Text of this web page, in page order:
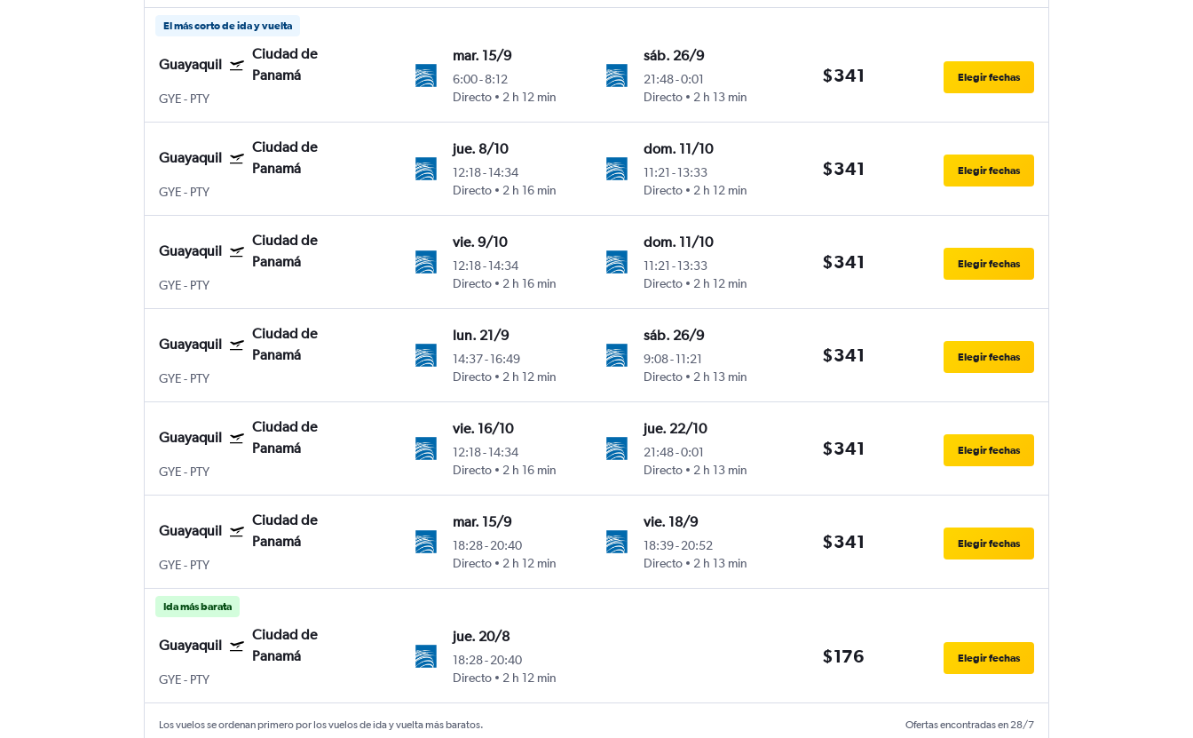
El más corto de ida y vuelta
Guayaquil
Ciudad de
Panamá
GYE- PTY
mar. 15/9
6:00-8:12
Directo
2 h 12 min
sáb. 26/9
21:48-0:01
Directo
2 h 13 min
$341 Elegir fechas
Guayaquil
Ciudad de
Panamá
GYE- PTY
jue. 8/10
12:18-14:34
Directo
2 h 16 min
dom. 11/10
11:21 -13:33
Directo
2 h 12 min
$341 Elegir fechas
Guayaquil
Ciudad de
Panamá
GYE- PTY
vie. 9/10
12:18-14:34
Directo
2 h 16 min
dom. 11/10
11:21 -13:33
Directo
2 h 12 min
$341 Elegir fechas
Guayaquil
Ciudad de
Panamá
GYE- PTY
lun. 21/9
14:37-16:49
Directo
2 h 12 min
sáb. 26/9
9:08-11:21
Directo
2 h 13 min
$341 Elegir fechas
Guayaquil
Ciudad de
Panamá
GYE- PTY
vie. 16/10
12:18-14:34
Directo
2 h 16 min
jue. 22/10
21:48-0:01
Directo
2 h 13 min
$341 Elegir fechas
Guayaquil
Ciudad de
Panamá
GYE- PTY
mar. 15/9
18:28-20:40
Directo
2 h 12 min
vie. 18/9
18:39-20:52
Directo
2 h 13 min
$341 Elegir fechas
Ida más barata
Guayaquil
Ciudad de
Panamá
GYE- PTY
jue. 20/8
18:28-20:40
Directo
2 h 12 min
$176 Elegir fechas
Los vuelos se ordenan primero por los vuelos de ida y vuelta más baratos. Ofertas encontradas en 28/7